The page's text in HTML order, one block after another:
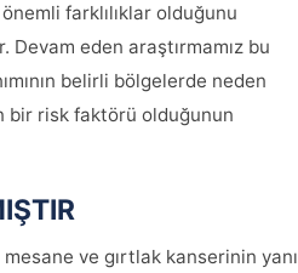
farklılıklar olduğunu
eden araştırmamız bu
belirli bölgelerde neden
bir risk faktörü olduğunun
ve gırtlak kanserinin yanı